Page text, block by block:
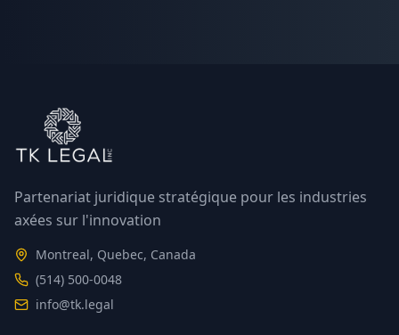
Partenariat juridique stratégique pour les industries
axées sur l'innovation
Montreal, Quebec, Canada
(514) 500-0048
info@tk.legal